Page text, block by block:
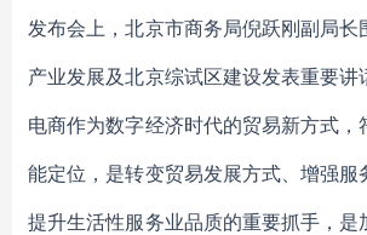
发布会上，北京市商务局倪跃刚副局长
产业发展及北京综试区建设发表重要讲
电商作为数字经济时代的贸易新方式，
能定位，是转变贸易发展方式、增强服
提升生活性服务业品质的重要抓手，是